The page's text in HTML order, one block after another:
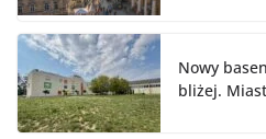
Nowy
bliżej.